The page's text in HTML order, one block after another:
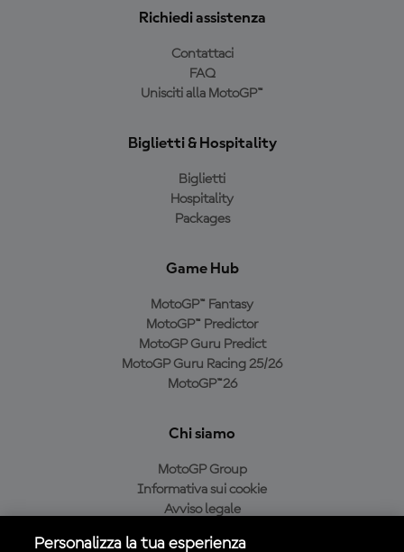
Richiedi assistenza
Contattaci
FAQ
Unisciti alla MotoGP™
Biglietti & Hospitality
Biglietti
Hospitality
Packages
Game Hub
MotoGP™ Fantasy
MotoGP™ Predictor
MotoGP Guru Predict
MotoGP Guru Racing 25/26
MotoGP™26
Chi siamo
MotoGP Group
Informativa sui cookie
Avviso legale
Personalizza la tua esperienza